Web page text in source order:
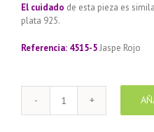
El cuidado de esta pieza es
plata 925.
Referencia: 4515-5Jaspe Rojo
Anillo
de